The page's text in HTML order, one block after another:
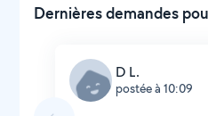
Dernières demandes
D L.
postée à 10:09